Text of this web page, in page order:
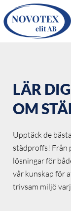
LÄR
OM
Upptäck de
städproffs! Från
lösningar för
vår kunskap för
trivsam miljö